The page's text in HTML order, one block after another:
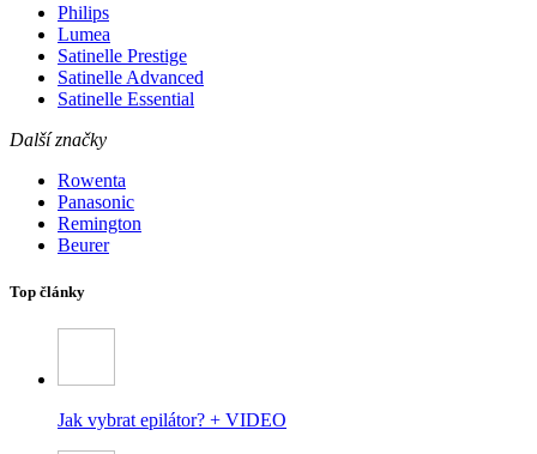
Philips
Lumea
Satinelle Prestige
Satinelle Advanced
Satinelle Essential
Další značky
Rowenta
Panasonic
Remington
Beurer
Top články
Jak vybrat epilátor? + VIDEO